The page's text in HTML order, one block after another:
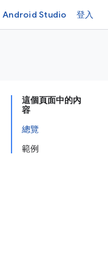
Android Studio 登入
這個頁面中的內
容
總覽
範例